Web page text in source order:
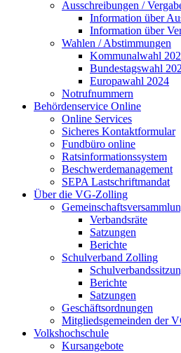
Ausschreibungen /
Information über
Information über
Wahlen / Abstimmungen
Kommunalwahl
Bundestagswahl
Europawahl 2024
Notrufnummern
Behördenservice Online
Online Services
Sicheres Kontaktformular
Fundbüro online
Ratsinformationssystem
Beschwerdemanagement
SEPA Lastschriftmandat
Über die VG-Zolling
Verbandsräte
Satzungen
Berichte
Schulverband Zolling
Berichte
Satzungen
Geschäftsordnungen
Mitgliedsgemeinden der
Volkshochschule
Kursangebote